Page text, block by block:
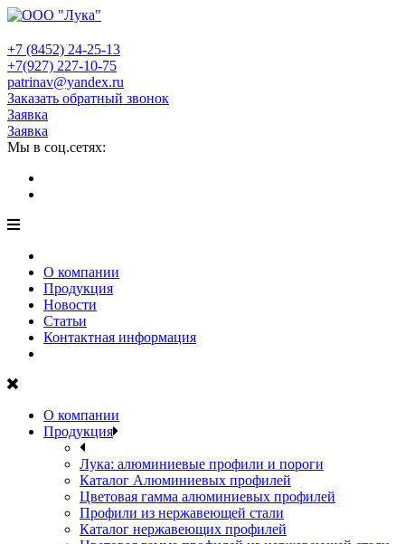
+7 (8452) 24-25-13
+7(927) 227-10-75
patrinav@yandex.ru
Заказать обратный звонок
Заявка
Заявка
Мы в соц.сетях:
О компании
Продукция
Новости
Статьи
Контактная информация
О компании
Продукция
Лука: алюминиевые профили и пороги
Каталог Алюминиевых профилей
Цветовая гамма алюминиевых профилей
Профили из нержавеющей стали
Каталог нержавеющих профилей